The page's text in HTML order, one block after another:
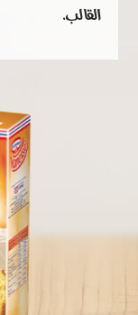
القالب.